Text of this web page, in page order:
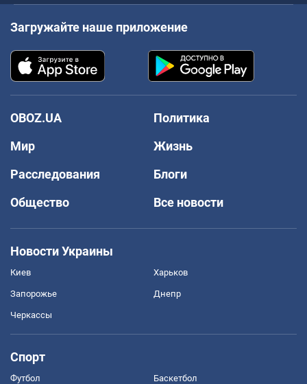
Загружайте наше приложение
OBOZ.UA
Политика
Мир
Жизнь
Расследования
Блоги
Общество
Все новости
Новости Украины
Киев Харьков
Запорожье Днепр
Черкассы
Спорт
Футбол Баскетбол